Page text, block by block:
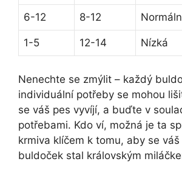
6-12 8-12
1-5 12-14 Nízká
Nenechte se zmýlit – každý
individuální potřeby se mohou
se váš pes vyvíjí, a buďte v
potřebami. ⁤Kdo⁤ ví, možná je ta⁤
krmiva klíčem k tomu, aby se
buldoček ⁢stal královským